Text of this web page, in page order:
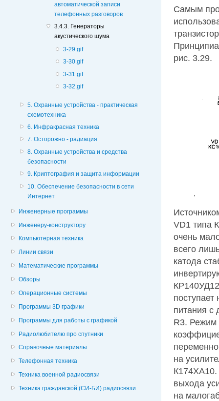
автоматической записи
телефонных разговоров
3.4.3. Генераторы
акустического шума
3-29.gif
3-30.gif
3-31.gif
3-32.gif
5. Охранные устройства - практическая
схемотехника
6. Инфракрасная техника
7. Осторожно - радиация
8. Охранные устройства и средства
безопасности
9. Криптография и защита информации
10. Обеспечение безопасности в сети
Интернет
Инженерные программы
Инженеру-конструктору
Компьютерная техника
Линии связи
Математические программы
Обзоры
Операционные системы
Программы 3D графики
Программы для работы с графикой
Радиолюбителю про спутники
Справочные материалы
Телефонная техника
Техника военной радиосвязи
Техника гражданской (СИ-БИ) радиосвязи
Самым
рис. 3.29.
VD1 типа
очень
всего
катода
питания с
R3. Режим
на
К174ХА10.
выхода
на